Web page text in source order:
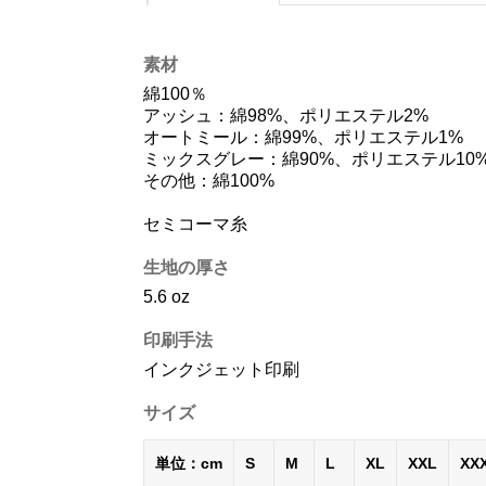
素材
綿100％
アッシュ：綿98%、ポリエステル2%
オートミール：綿99%、ポリエステル1%
ミックスグレー：綿90%、ポリエステル
その他：綿100%
セミコーマ糸
生地の厚さ
5.6 oz
印刷手法
インクジェット印刷
サイズ
単位：cm S M L XL XXL